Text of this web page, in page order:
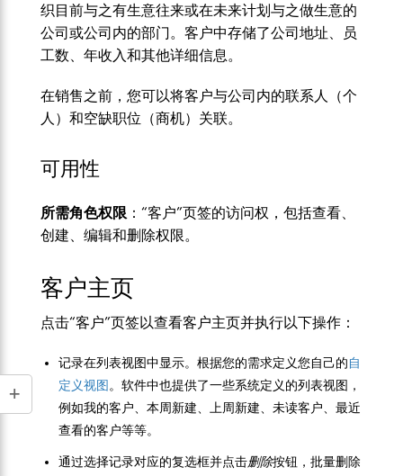
织目前与之有生意往来或在未来计划与之做生意的
公司或公司内的部门。客户中存储了公司地址、员
工数、年收入和其他详细信息。
在销售之前，您可以将客户与公司内的联系人（个
人）和空缺职位（商机）关联。
可用性
所需角色权限：“客户”页签的访问权，包括查看、
创建、编辑和删除权限。
客户主页
点击“客户”页签以查看客户主页并执行以下操作：
记录在列表视图中显示。根据您的需求定义您自己的自
定义视图 。软件中也提供了一些系统定义的列表视图，
例如我的客户、本周新建、上周新建、未读客户、最近
查看的客户等等。
通过选择记录对应的复选框并点击删除按钮，批量删除